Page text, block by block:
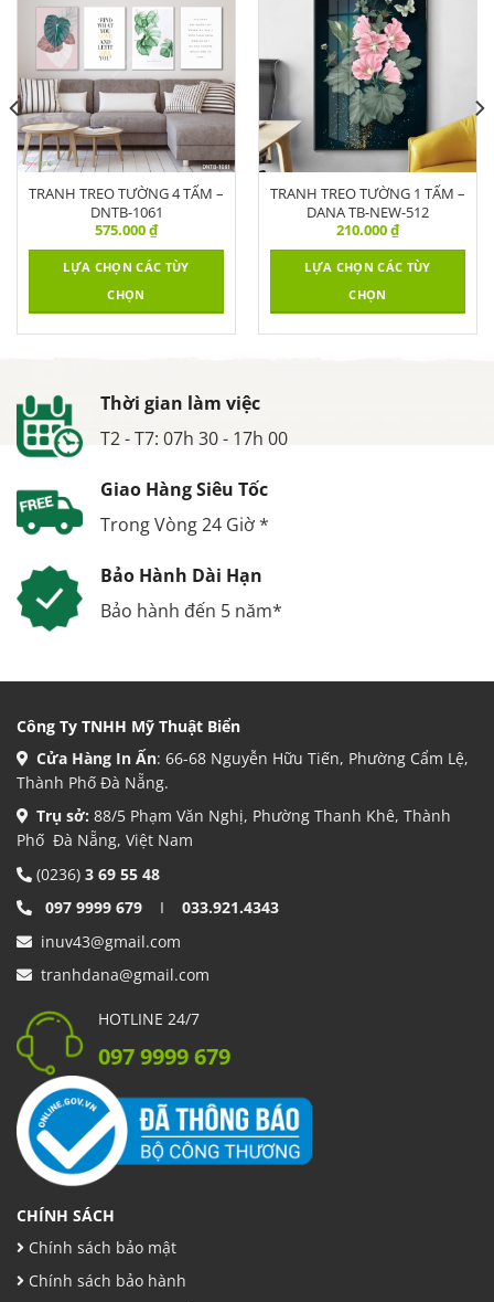
TRANH TREO TƯỜNG 4 TẤM –
DNTB-1061
575.000₫
LỰA CHỌN CÁC TÙY
CHỌN
TRANH TREO TƯỜNG 1 TẤM –
DANA TB-NEW-512
210.000₫
LỰA CHỌN CÁC TÙY
CHỌN
Thời gian làm việc
T2 - T7: 07h 30 - 17h 00
Giao Hàng Siêu Tốc
Trong Vòng 24 Giờ *
Bảo Hành Dài Hạn
Bảo hành đến 5 năm*
Công Ty TNHH Mỹ Thuật Biển
Cửa Hàng In Ấn: 66-68 Nguyễn Hữu Tiến, Phường Cẩm Lệ,
Thành Phố Đà Nẵng.
Trụ sở: 88/5 Phạm Văn Nghị, Phường Thanh Khê, Thành
Phố Đà Nẵng, Việt Nam
(0236) 3 69 55 48
097 9999 679 I 033.921.4343
inuv43@gmail.com
tranhdana@gmail.com
HOTLINE 24/7
097 9999 679
CHÍNH SÁCH
Chính sách bảo mật
Chính sách bảo hành